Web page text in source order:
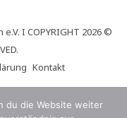
I COPYRIGHT 2026 ©
Kontakt
du die Website weiter